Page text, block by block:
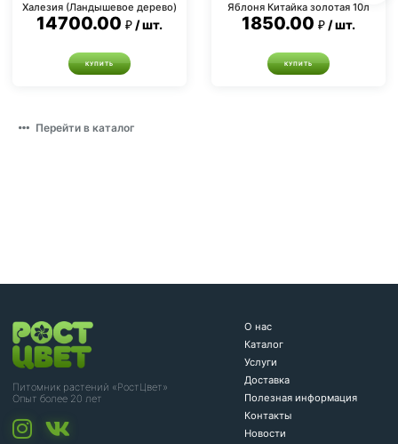
Халезия (Ландышевое дерево)
14700.00 шт.
КУПИТЬ
Яблоня Китайка золотая 10л
1850.00 шт.
КУПИТЬ
Перейти в каталог
Питомник растений «РостЦвет»
Опыт более 20 лет
О нас
Каталог
Услуги
Доставка
Полезная информация
Контакты
Новости